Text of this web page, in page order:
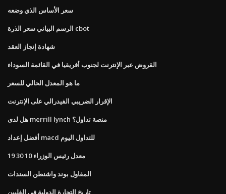
سعر الأساس الذي وضعه
الرسم البياني سعر الذرة cbot
شهادة إنجاز العقد
القروض عبر الإنترنت لجنوب أفريقيا في القائمة السوداء
ما هو المعدل الحالي للسعر
الإقرار الضريبي الفيدرالي على الإنترنت
هل لدى merrill lynch منصة تداول؟
أفضل إعداد macd للتداول اليوم
معدل رئيس الوزراء 10 30 19
المقاول بوند واشنطن السندات
تاريخ التجارة الدولية في الفلبين